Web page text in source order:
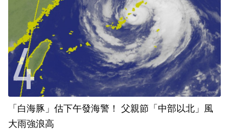
「白海豚」估下午發海警！ 父親節「中部以北」風
大雨強浪高